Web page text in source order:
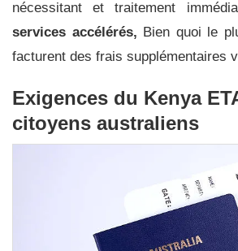
nécessitant et traitement
services accélérés, Bien quoi le
facturent des frais supplémentaires
Exigences du Kenya
citoyens australiens